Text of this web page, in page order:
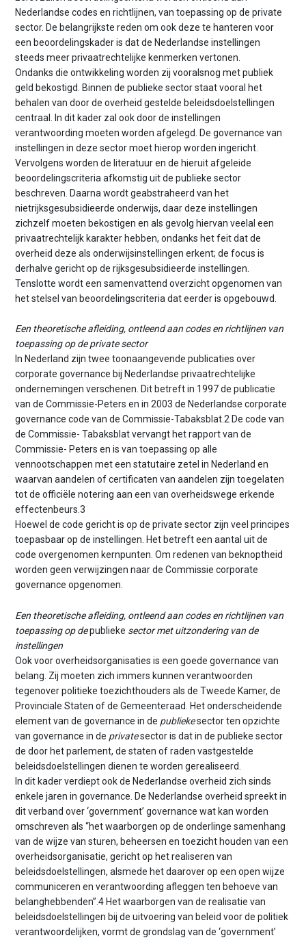
Nederlandse codes en richtlijnen, van toepassing op de private
sector. De belangrijkste reden om ook deze te hanteren voor
een beoordelingskader is dat de Nederlandse instellingen
steeds meer privaatrechtelijke kenmerken vertonen.
Ondanks die ontwikkeling worden zij vooralsnog met publiek
geld bekostigd. Binnen de publieke sector staat vooral het
behalen van door de overheid gestelde beleidsdoelstellingen
centraal. In dit kader zal ook door de instellingen
verantwoording moeten worden afgelegd. De governance van
instellingen in deze sector moet hierop worden ingericht.
Vervolgens worden de literatuur en de hieruit afgeleide
beoordelingscriteria afkomstig uit de publieke sector
beschreven. Daarna wordt geabstraheerd van het
nietrijksgesubsidieerde onderwijs, daar deze instellingen
zichzelf moeten bekostigen en als gevolg hiervan veelal een
privaatrechtelijk karakter hebben, ondanks het feit dat de
overheid deze als onderwijsinstellingen erkent; de focus is
derhalve gericht op de rijksgesubsidieerde instellingen.
Tenslotte wordt een samenvattend overzicht opgenomen van
het stelsel van beoordelingscriteria dat eerder is opgebouwd.
Een theoretische afleiding, ontleend aan codes en richtlijnen van
toepassing op de private sector
In Nederland zijn twee toonaangevende publicaties over
corporate governance bij Nederlandse privaatrechtelijke
ondernemingen verschenen. Dit betreft in 1997 de publicatie
van de Commissie-Peters en in 2003 de Nederlandse corporate
governance code van de Commissie-Tabaksblat.2 De code van
de Commissie- Tabaksblat vervangt het rapport van de
Commissie- Peters en is van toepassing op alle
vennootschappen met een statutaire zetel in Nederland en
waarvan aandelen of certificaten van aandelen zijn toegelaten
tot de officiële notering aan een van overheidswege erkende
effectenbeurs.3
Hoewel de code gericht is op de private sector zijn veel principes
toepasbaar op de instellingen. Het betreft een aantal uit de
code overgenomen kernpunten. Om redenen van beknoptheid
worden geen verwijzingen naar de Commissie corporate
governance opgenomen.
Een theoretische afleiding, ontleend aan codes en richtlijnen van
toepassing op depublieke sector met uitzondering van de
instellingen
Ook voor overheidsorganisaties is een goede governance van
belang. Zij moeten zich immers kunnen verantwoorden
tegenover politieke toezichthouders als de Tweede Kamer, de
Provinciale Staten of de Gemeenteraad. Het onderscheidende
element van de governance in de publiekesector ten opzichte
van governance in de privatesector is dat in de publieke sector
de door het parlement, de staten of raden vastgestelde
beleidsdoelstellingen dienen te worden gerealiseerd.
In dit kader verdiept ook de Nederlandse overheid zich sinds
enkele jaren in governance. De Nederlandse overheid spreekt in
dit verband over ‘government’ governance wat kan worden
omschreven als “het waarborgen op de onderlinge samenhang
van de wijze van sturen, beheersen en toezicht houden van een
overheidsorganisatie, gericht op het realiseren van
beleidsdoelstellingen, alsmede het daarover op een open wijze
communiceren en verantwoording afleggen ten behoeve van
belanghebbenden”.4 Het waarborgen van de realisatie van
beleidsdoelstellingen bij de uitvoering van beleid voor de politiek
verantwoordelijken, vormt de grondslag van de ‘government’